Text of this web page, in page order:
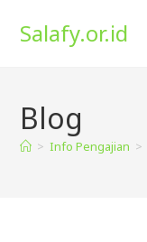
Salafy.or.id
Blog
> Info Pengajian >